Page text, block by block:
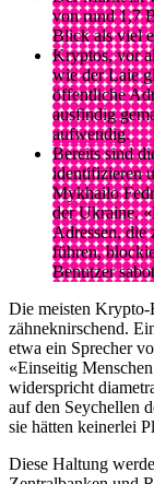
von rund 1,7
Blick als viel
Kryptos, vor
wie der Laie
öffentliche
ausfindig
aufwendig.
Bereits sind
identifizieren
Mykhailo
der Ukraine.
Adressen, die
führen,
Benutzer
Die meisten Krypto-
zähneknirschend.
etwa ein Sprecher
«Einseitig
widerspricht
auf den Seychellen
sie hätten keinerlei
Diese Haltung